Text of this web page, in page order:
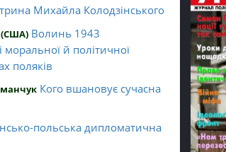
Михайла Колодзінського
(США) Волинь 1943
моральної й політичної
поляків
Кого вшановує сучасна
польська дипломатична